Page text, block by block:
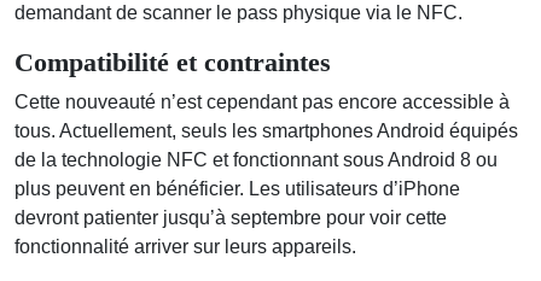
demandant de scanner le pass physique via le NFC.
Compatibilité et contraintes
Cette nouveauté n’est cependant pas encore accessible à
tous. Actuellement, seuls les smartphones Android équipés
de la technologie NFC et fonctionnant sous Android 8 ou
plus peuvent en bénéficier. Les utilisateurs d’iPhone
devront patienter jusqu’à septembre pour voir cette
fonctionnalité arriver sur leurs appareils.